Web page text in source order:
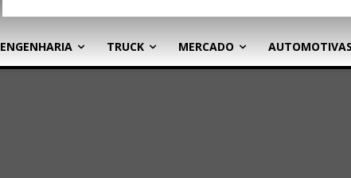
ENGENHARIA TRUCK MERCADO